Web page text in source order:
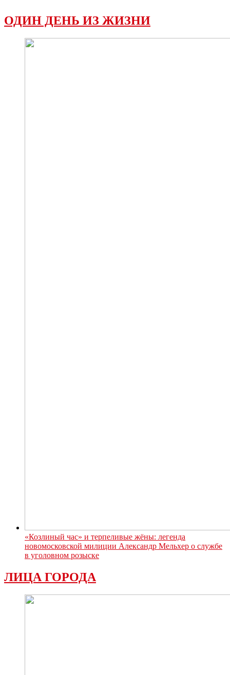
ОДИН ДЕНЬ ИЗ ЖИЗНИ
«Козлиный час» и терпеливые жёны: легенда
новомосковской милиции Александр Мельхер о службе
в уголовном розыске
ЛИЦА ГОРОДА